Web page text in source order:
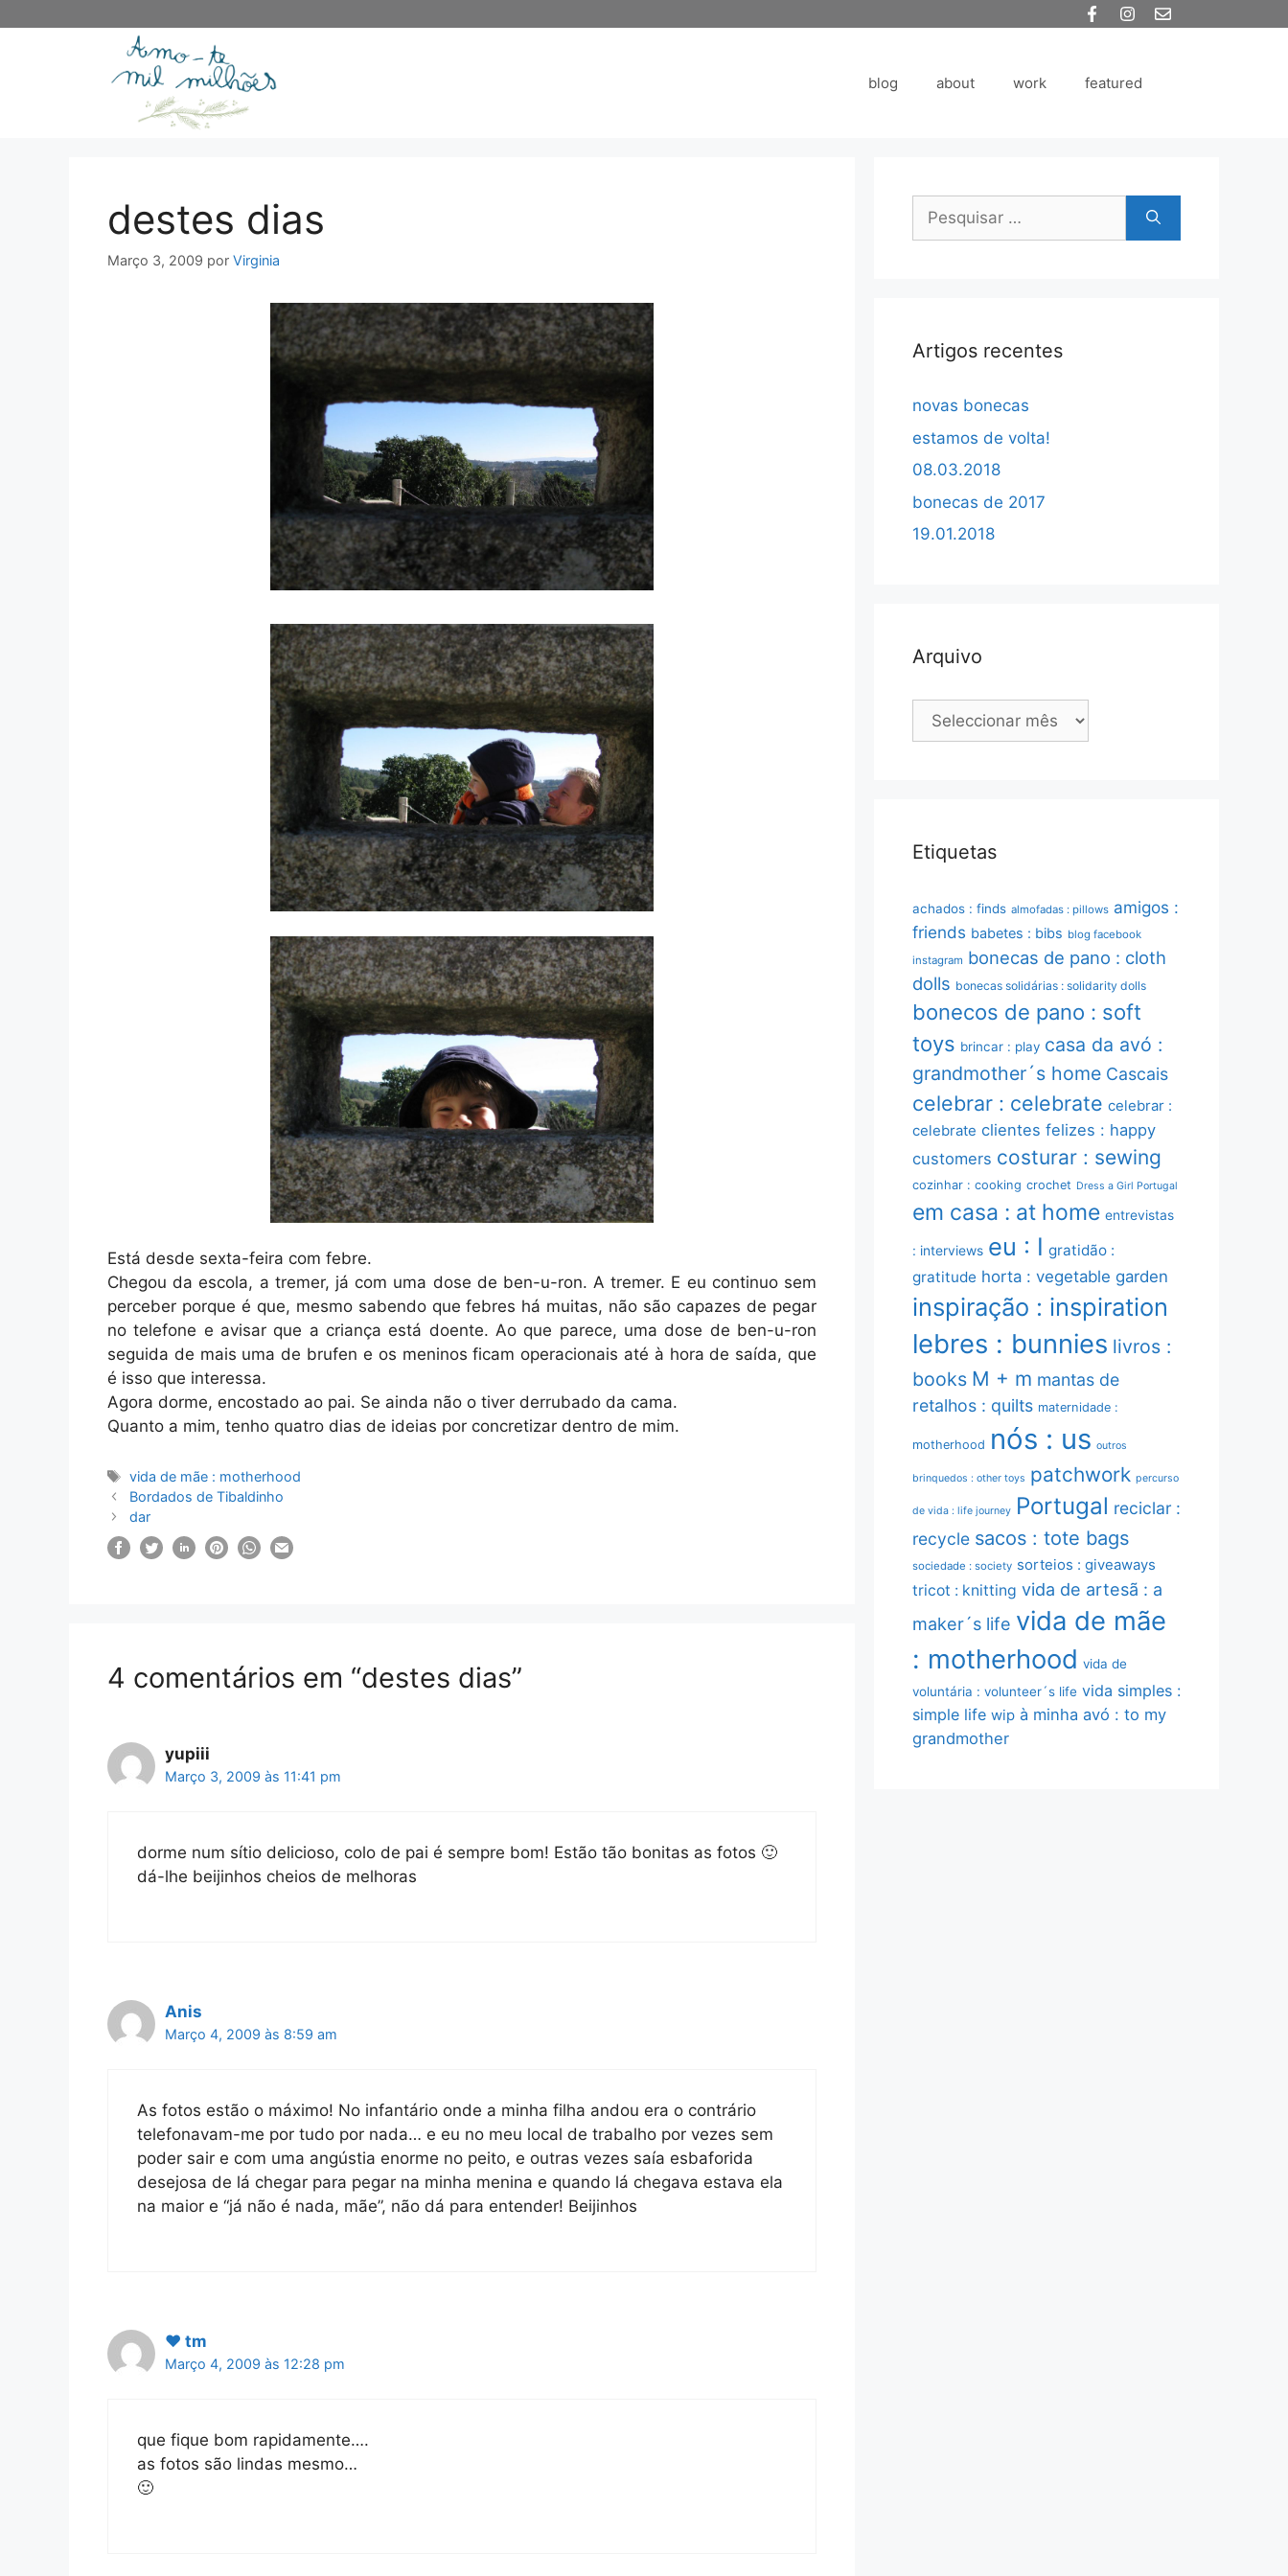
blog about work featured
destes dias
Março 3, 2009 por Virginia
Está desde sexta-feira com febre.
Chegou da escola, a tremer, já com uma dose de ben-u-ron. A tremer. E eu continuo sem
perceber porque é que, mesmo sabendo que febres há muitas, não são capazes de pegar
no telefone e avisar que a criança está doente. Ao que parece, uma dose de ben-u-ron
seguida de mais uma de brufen e os meninos ficam operacionais até à hora de saída, que
é isso que interessa.
Agora dorme, encostado ao pai. Se ainda não o tiver derrubado da cama.
Quanto a mim, tenho quatro dias de ideias por concretizar dentro de mim.
Etiquetas
vida de mãe : motherhood
Bordados de Tibaldinho
dar
4 comentários em “destes dias”
yupiii
Março 3, 2009 às 11:41 pm
dorme num sítio delicioso, colo de pai é sempre bom! Estão tão bonitas as fotos 🙂
dá-lhe beijinhos cheios de melhoras
Anis
Março 4, 2009 às 8:59 am
As fotos estão o máximo! No infantário onde a minha filha andou era o contrário
telefonavam-me por tudo por nada… e eu no meu local de trabalho por vezes sem
poder sair e com uma angústia enorme no peito, e outras vezes saía esbaforida
desejosa de lá chegar para pegar na minha menina e quando lá chegava estava ela
na maior e “já não é nada, mãe”, não dá para entender! Beijinhos
♥ tm
Março 4, 2009 às 12:28 pm
que fique bom rapidamente….
as fotos são lindas mesmo…
🙂
Pesquisar
Artigos recentes
novas bonecas
estamos de volta!
08.03.2018
bonecas de 2017
19.01.2018
Arquivo
Arquivo
Etiquetas
achados : finds almofadas : pillows amigos :
friends babetes : bibs blog facebook
instagram bonecas de pano : cloth
dolls bonecas solidárias : solidarity dolls
bonecos de pano : soft
toys brincar : play casa da avó :
grandmother´s home Cascais
celebrar : celebrate celebrar :
celebrate clientes felizes : happy
customers costurar : sewing
cozinhar : cooking crochet Dress a Girl Portugal
em casa : at home entrevistas
: interviews eu : I gratidão :
gratitude horta : vegetable garden
inspiração : inspiration
lebres : bunnies livros :
books M + m mantas de
retalhos : quilts maternidade :
motherhood nós : us outros
brinquedos : other toys patchwork percurso
de vida : life journey Portugal reciclar :
recycle sacos : tote bags
sociedade : society sorteios : giveaways
tricot : knitting vida de artesã : a
maker´s life vida de mãe
: motherhood vida de
voluntária : volunteer´s life vida simples :
simple life wip à minha avó : to my
grandmother